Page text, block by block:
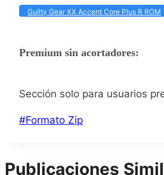
Guilty Gear XX Accent Core Plus R ROM
Premium sin acortadores:
Sección solo para usuarios
Etiquetas
entrada:
#Formato Zip
Publicaciones